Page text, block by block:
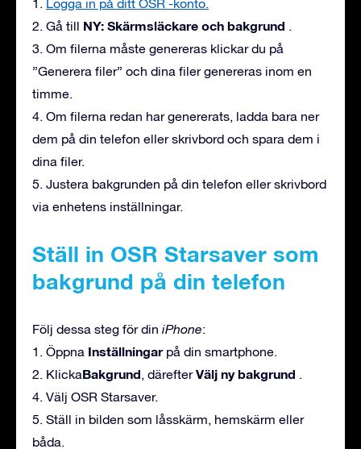
2. Gå till NY: Skärmsläckare och bakgrund
3. Om filerna måste genereras klickar du på
”Generera filer” och dina filer genereras inom en
timme.
4. Om filerna redan har genererats, ladda bara ner
dem på din telefon eller skrivbord och spara dem i
dina filer.
5. Justera bakgrunden på din telefon eller skrivbord
via enhetens inställningar.
Ställ in OSR Starsaver som
bakgrund på din telefon
Följ dessa steg för din iPhone:
1. Öppna Inställningarpå din smartphone.
2. KlickaBakgrund , därefterVälj ny bakgrund
4. Välj OSR Starsaver.
5. Ställ in bilden som låsskärm, hemskärm eller
båda.